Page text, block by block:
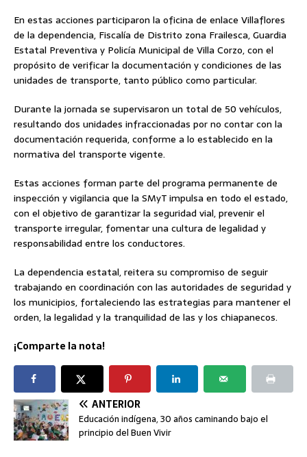
En estas acciones participaron la oficina de enlace Villaflores
de la dependencia, Fiscalía de Distrito zona Frailesca, Guardia
Estatal Preventiva y Policía Municipal de Villa Corzo, con el
propósito de verificar la documentación y condiciones de las
unidades de transporte, tanto público como particular.
Durante la jornada se supervisaron un total de 50 vehículos,
resultando dos unidades infraccionadas por no contar con la
documentación requerida, conforme a lo establecido en la
normativa del transporte vigente.
Estas acciones forman parte del programa permanente de
inspección y vigilancia que la SMyT impulsa en todo el estado,
con el objetivo de garantizar la seguridad vial, prevenir el
transporte irregular, fomentar una cultura de legalidad y
responsabilidad entre los conductores.
La dependencia estatal, reitera su compromiso de seguir
trabajando en coordinación con las autoridades de seguridad y
los municipios, fortaleciendo las estrategias para mantener el
orden, la legalidad y la tranquilidad de las y los chiapanecos.
¡Comparte la nota!
ANTERIOR
Educación indígena, 30 años caminando bajo el
principio del Buen Vivir